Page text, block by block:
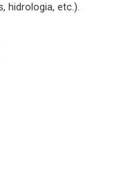
hidrologia, etc.).